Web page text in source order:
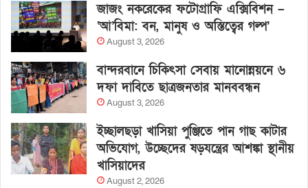
জাজং নকরেকের ফটোগ্রাফি এক্সিবিশন –
‘আ’বিমা: বন, মানুষ ও অস্তিত্বের গল্প’
August 3, 2026
বান্দরবানে চিকিৎসা সেবায় মানোন্নয়নে ৬
দফা দাবিতে ছাত্রজনতার মানববন্ধন
August 3, 2026
ইচ্ছালছড়া খাসিয়া পুঞ্জিতে পান গাছ কাটার
অভিযোগ, উচ্ছেদের ষড়যন্ত্রের আশঙ্কা স্থানীয়
খাসিয়াদের
August 2, 2026